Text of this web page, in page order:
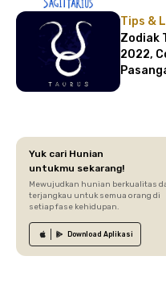
Tips &
Zodiak
2022,
Yuk cari Hunian
untukmu sekarang!
Mewujudkan hunian berkualitas
terjangkau untuk semua orang di
setiap fase kehidupan.
Download Aplikasi